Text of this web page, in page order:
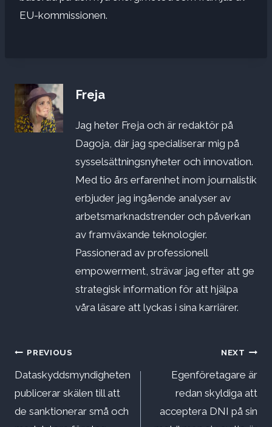
EU-kommissionen.
Freja
Jag heter Freja och är redaktör på
Dagoja, där jag specialiserar mig på
sysselsättningsnyheter och innovation.
Med tio års erfarenhet inom journalistik
erbjuder jag ingående analyser av
arbetsmarknadstrender och påverkan
av framväxande teknologier.
Passionerad av professionell
empowerment, strävar jag efter att ge
strategisk information för att hjälpa
våra läsare att lyckas i sina karriärer.
Inläggsnavigering
PREVIOUS
Dataskyddsmyndigheten
publicerar skälen till att
de sanktionerar små och
NEXT
Egenföretagare är
redan skyldiga att
acceptera DNI på sin